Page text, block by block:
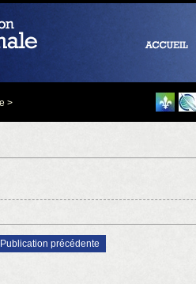
>
Publication précédente